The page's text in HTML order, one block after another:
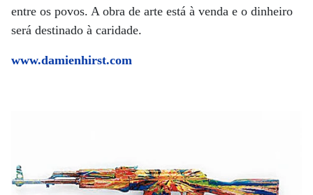
entre os povos. A obra de arte está à venda e o dinheiro
será destinado à caridade.
www.damienhirst.com